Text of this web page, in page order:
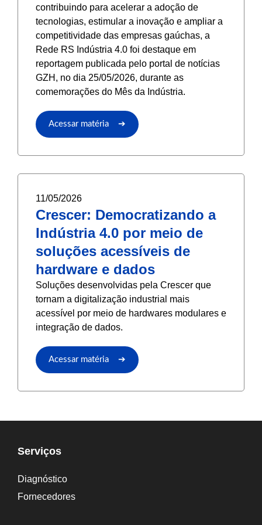
contribuindo para acelerar a adoção de
tecnologias, estimular a inovação e ampliar a
competitividade das empresas gaúchas, a
Rede RS Indústria 4.0 foi destaque em
reportagem publicada pelo portal de notícias
GZH, no dia 25/05/2026, durante as
comemorações do Mês da Indústria.
Acessar matéria ➔
11/05/2026
Crescer: Democratizando a
Indústria 4.0 por meio de
soluções acessíveis de
hardware e dados
Soluções desenvolvidas pela Crescer que
tornam a digitalização industrial mais
acessível por meio de hardwares modulares e
integração de dados.
Acessar matéria ➔
Serviços
Diagnóstico
Fornecedores